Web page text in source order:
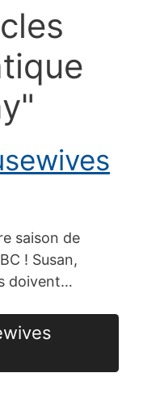
saison de
! Susan,
doivent…